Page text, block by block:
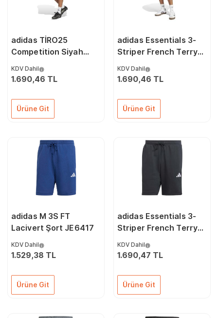
adidas TİRO25
Competition Siyah
JF0571
KDV Dahil
1.690,46 TL
Ürüne Git
adidas Essentials 3-
Striper French Terry
KDV Dahil
1.690,46 TL
Ürüne Git
adidas M 3S FT
Lacivert Şort JE6417
KDV Dahil
1.529,38 TL
Ürüne Git
adidas Essentials 3-
Striper French Terry
KDV Dahil
1.690,47 TL
Ürüne Git